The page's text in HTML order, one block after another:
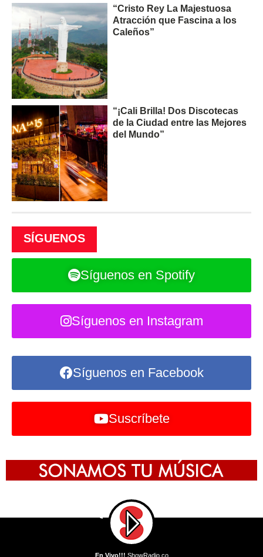
“Cristo Rey La Majestuosa
Atracción que Fascina a los
Caleños”
“¡Cali Brilla! Dos Discotecas
de la Ciudad entre las Mejores
del Mundo”
SÍGUENOS
Síguenos en Spotify
Síguenos en Instagram
Síguenos en Facebook
Suscríbete
En Vivo!!! ShowRadio.co